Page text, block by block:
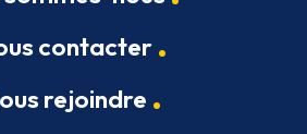
contacter
rejoindre